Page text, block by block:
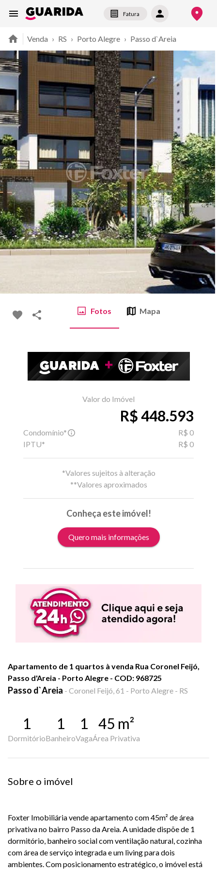
Fatura
Venda › RS › Porto Alegre › Passo d`Areia
Fotos Mapa
Valor do Imóvel
R$ 448.593
Condomínio*
R$ 0
IPTU*
R$ 0
*Valores sujeitos à alteração
**Valores aproximados
Conheça este imóvel!
Quero mais informações
Apartamento de 1 quartos à venda Rua Coronel Feijó,
Passo d'Areia - Porto Alegre - COD: 968725
Passo d`Areia - Coronel Feijó, 61 - Porto Alegre - RS
1
Dormitório
1
Banheiro
1
Vaga
45 m²
Área Privativa
Sobre o imóvel
Foxter Imobiliária vende apartamento com 45m² de área
privativa no bairro Passo da Areia. A unidade dispõe de 1
dormitório, banheiro social com ventilação natural, cozinha
com área de serviço integrada e um living para dois
ambientes. Com posicionamento estratégico, o imóvel está